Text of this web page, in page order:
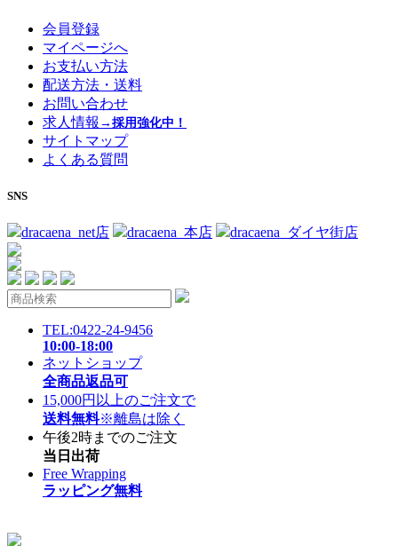
会員登録
マイページへ
お支払い方法
配送方法・送料
お問い合わせ
求人情報 →採用強化中！
サイトマップ
よくある質問
SNS
dracaena_net店 dracaena_本店 dracaena_ダイヤ街店
TEL:0422-24-9456
10:00-18:00
ネットショップ
全商品返品可
15,000円以上のご注文で
送料無料※離島は除く
午後2時までのご注文
当日出荷
Free Wrapping
ラッピング無料